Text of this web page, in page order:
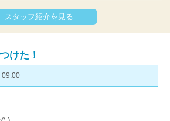
スタッフ紹介を見る
けた！
09:00